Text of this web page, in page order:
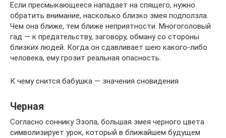
Если пресмыкающееся нападает на спящего, нужно
обратить внимание, насколько близко змея подползла.
Чем она ближе, тем ближе неприятности. Многоголовый
гад — к предательству, заговору, обману со стороны
близких людей. Когда он сдавливает шею какого-либо
человека, ему грозит реальная опасность.
К чему снится бабушка — значения сновидения
Черная
Согласно соннику Эзопа, большая змея черного цвета
символизирует урок, который в ближайшем будущем